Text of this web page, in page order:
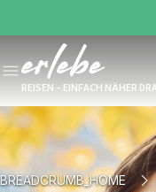
REISEN – EINFACH NÄHER
BREADCRUMB_HOME